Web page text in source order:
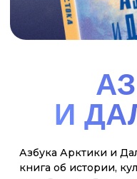
ЗДЕСЬ
МЫ СЕМЬЯ! ТЫ